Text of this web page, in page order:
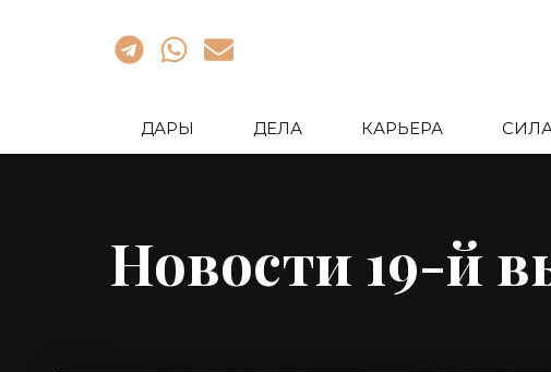
ДАРЫ ДЕЛА КАРЬЕРА
Новости 19-й